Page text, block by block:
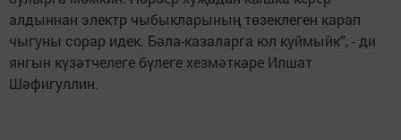
алдыннан электр чыбыкларының төзеклеген карап
чыгуны сорар идек. Бәла-казаларга юл куймыйк”, - ди
янгын күзәтчелеге бүлеге хезмәткәре Илшат
Шәфигуллин.